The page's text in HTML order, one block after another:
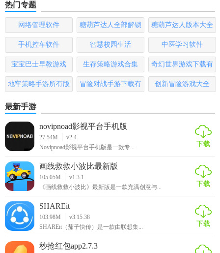
1.修复大师有着清新唯美的3D像素画风，每一个细节都刻画
的十分精致。
2.迷宫大解谜手机游戏然而，随着实验的进行，受影响的被试
开始表现出暴力倾向和反社会情绪。
3.多种强大的职业可以随意选择，不同的组合会产生意想不到
的强大效果。尝试各种阵容。
4.一款轻松有趣的益智游戏，不同难度级别，等你来挑战，在
5、迷宫大解谜游戏在游戏中，玩家可以自由地进行风险投
资，抓住赚钱的机会赚更多的钱。
热门专题
网络管理软件
糖葫芦达人全部解锁
版
糖葫芦达人版本大全
手机控车软件 智慧校园生活 中医学习软件
宝宝巴士早教游戏 生存策略游戏合集
奇幻世界游戏下载有
哪些
地牢策略手游所有版
冒险对战手游下载有
创新冒险游戏大全
最新手游
novipnoad影视平台手机版
27.54M
v2.4
Novipnoad影视平台手机版是一款专...
下载
画线救救小波比最新版
105.05M
v1.3.1
《画线救救小波比》最新版是一款充满创意与...
下载
SHAREit
103.98M
v3.15.38
SHAREit（茄子快传）是一款由联想集...
下载
秒抢红包app2.7.3